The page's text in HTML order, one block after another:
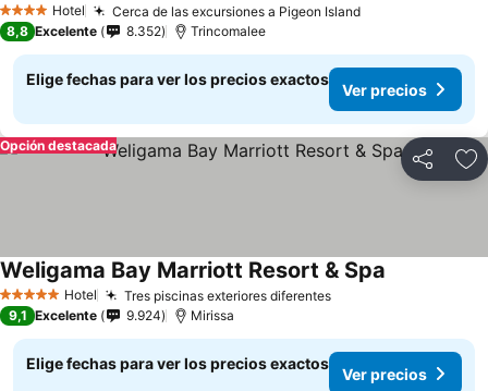
4 EstrellasHotel Cerca de las excursiones a Pigeon Island
8,8 Excelente 8.352 Trincomalee
Elige fechas para ver los precios exactos
Ver precios
Compartir
Opción destacada
5 Estrellas Hotel Tres piscinas exteriores diferentes
Weligama Bay Marriott Resort & Spa
9,1 Excelente 9.924 Mirissa
Elige fechas para ver los precios exactos
Ver precios